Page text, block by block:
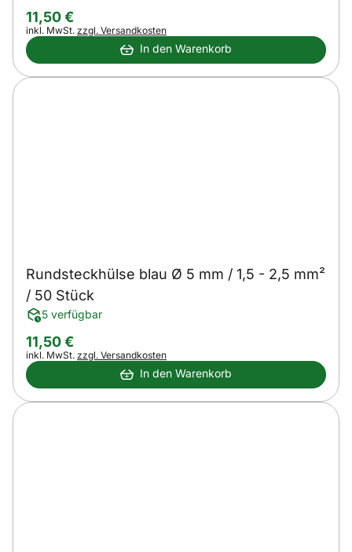
11,50€
Steuerhinweis:
inkl. MwSt. zzgl. Versandkosten
In den Warenkorb
Rundsteckhülse blau Ø 5 mm / 1,5 - 2,5 mm²
/ 50 Stück
5 verfügbar
11,50€
Steuerhinweis:
inkl. MwSt. zzgl. Versandkosten
In den Warenkorb